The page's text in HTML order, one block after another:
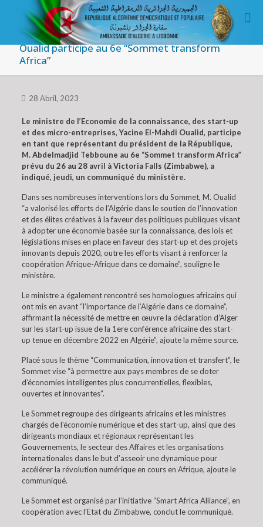
Oualid participe au 6e “Sommet transform
Africa”
28 Abril, 2023
Le ministre de l’Economie de la connaissance, des start-up
et des micro-entreprises, Yacine El-Mahdi Oualid, participe
en tant que représentant du président de la République,
M. Abdelmadjid Tebboune au 6e “Sommet transform Africa”
prévu du 26 au 28 avril à Victoria Falls (Zimbabwe), a
indiqué, jeudi, un communiqué du ministère.
Dans ses nombreuses interventions lors du Sommet, M. Oualid
“a valorisé les efforts de l’Algérie dans le soutien de l’innovation
et des élites créatives à la faveur des politiques publiques visant
à adopter une économie basée sur la connaissance, des lois et
législations mises en place en faveur des start-up et des projets
innovants depuis 2020, outre les efforts visant à renforcer la
coopération Afrique-Afrique dans ce domaine”, souligne le
ministère.
Le ministre a également rencontré ses homologues africains qui
ont mis en avant “l’importance de l’Algérie dans ce domaine”,
affirmant la nécessité de mettre en œuvre la déclaration d’Alger
sur les start-up issue de la 1ere conférence africaine des start-
up tenue en décembre 2022 en Algérie”, ajoute la même source.
Placé sous le thème “Communication, innovation et transfert”, le
Sommet vise “à permettre aux pays membres de se doter
d’économies intelligentes plus concurrentielles, flexibles,
ouvertes et innovantes”.
Le Sommet regroupe des dirigeants africains et les ministres
chargés de l’économie numérique et des start-up, ainsi que des
dirigeants mondiaux et régionaux représentant les
Gouvernements, le secteur des Affaires et les organisations
internationales dans le but d’asseoir une dynamique pour
accélérer la révolution numérique en cours en Afrique, ajoute le
communiqué.
Le Sommet est organisé par l’initiative “Smart Africa Alliance”, en
coopération avec l’Etat du Zimbabwe, conclut le communiqué.